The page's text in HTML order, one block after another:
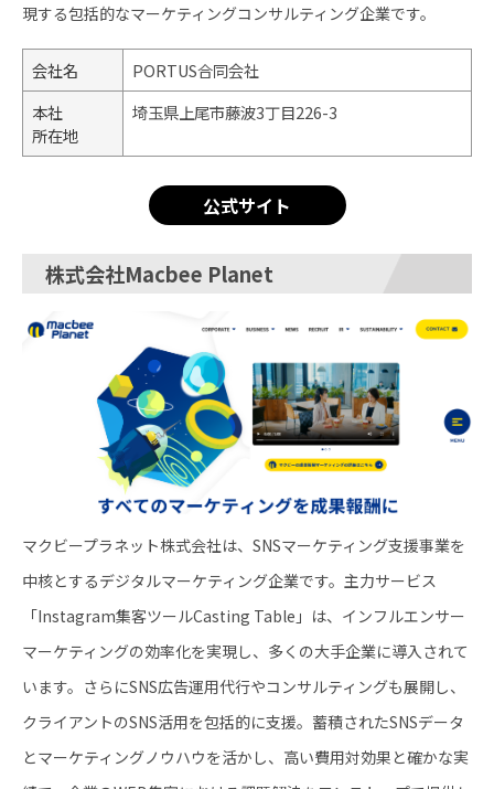
現する包括的なマーケティングコンサルティング企業です。
会社名
PORTUS合同会社
本社
所在地
埼玉県上尾市藤波3丁目226-3
公式サイト
株式会社Macbee Planet
マクビープラネット株式会社は、SNSマーケティング支援事業を
中核とするデジタルマーケティング企業です。主力サービス
「Instagram集客ツールCasting Table」は、インフルエンサー
マーケティングの効率化を実現し、多くの大手企業に導入されて
います。さらにSNS広告運用代行やコンサルティングも展開し、
クライアントのSNS活用を包括的に支援。蓄積されたSNSデータ
とマーケティングノウハウを活かし、高い費用対効果と確かな実